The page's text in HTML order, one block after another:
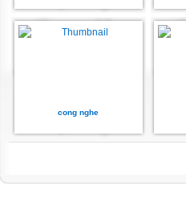
Trong đó: S là diện tích
a là độ dài đáy
tích hình tam
giác
cong nghe